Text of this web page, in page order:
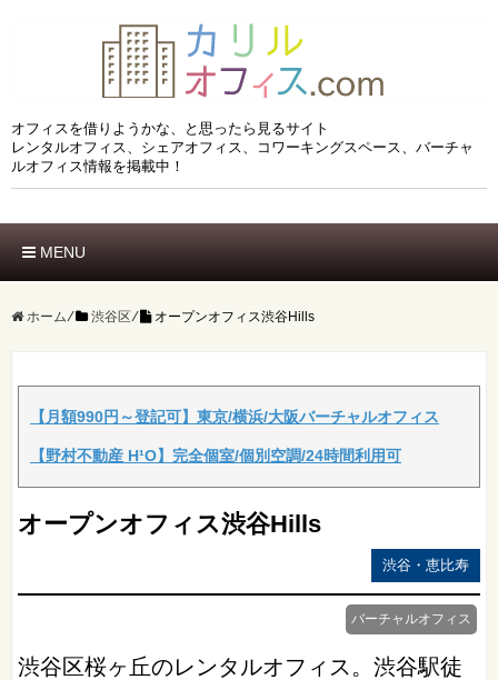
オフィスを借りようかな、と思ったら見るサイト
レンタルオフィス、シェアオフィス、コワーキングスペース、バーチャ
ルオフィス情報を掲載中！
MENU
ホーム
特徴でさがす
ホーム⁄ 渋谷区⁄ オープンオフィス渋谷Hills
【月額990円～登記可】東京/横浜/大阪バーチャルオフィス
【野村不動産 H¹O】完全個室/個別空調/24時間利用可
オープンオフィス渋谷Hills
渋谷・恵比寿
バーチャルオフィス
渋谷区桜ヶ丘のレンタルオフィス。渋谷駅徒